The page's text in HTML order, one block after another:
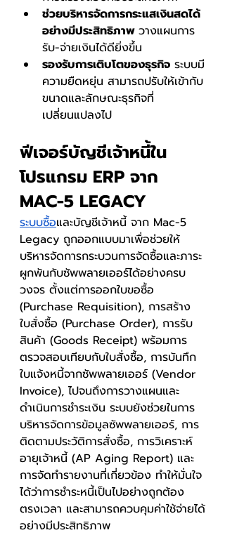
ช่วยบริหารจัดการกระแสเงินสดได้
อย่างมีประสิทธิภาพ วางแผนการ
รับ-จ่ายเงินได้ดียิ่งขึ้น
รองรับการเติบโตของธุรกิจ ระบบมี
ความยืดหยุ่น สามารถปรับให้เข้ากับ
ขนาดและลักษณะธุรกิจที่
เปลี่ยนแปลงไป
ฟีเจอร์บัญชีเจ้าหนี้ใน
โปรแกรม ERP จาก
MAC-5 LEGACY
ระบบซื้อและบัญชีเจ้าหนี้ จาก Mac-5
Legacy ถูกออกแบบมาเพื่อช่วยให้
บริหารจัดการกระบวนการจัดซื้อและภาระ
ผูกพันกับซัพพลายเออร์ได้อย่างครบ
วงจร ตั้งแต่การออกใบขอซื้อ
(Purchase Requisition), การสร้าง
ใบสั่งซื้อ (Purchase Order), การรับ
สินค้า (Goods Receipt) พร้อมการ
ตรวจสอบเทียบกับใบสั่งซื้อ, การบันทึก
ใบแจ้งหนี้จากซัพพลายเออร์ (Vendor
Invoice), ไปจนถึงการวางแผนและ
ดำเนินการชำระเงิน ระบบยังช่วยในการ
บริหารจัดการข้อมูลซัพพลายเออร์, การ
ติดตามประวัติการสั่งซื้อ, การวิเคราะห์
อายุเจ้าหนี้ (AP Aging Report) และ
การจัดทำรายงานที่เกี่ยวข้อง ทำให้มั่นใจ
ได้ว่าการชำระหนี้เป็นไปอย่างถูกต้อง
ตรงเวลา และสามารถควบคุมค่าใช้จ่ายได้
อย่างมีประสิทธิภาพ